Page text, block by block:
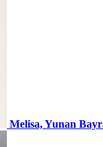
Melisa, Yunan